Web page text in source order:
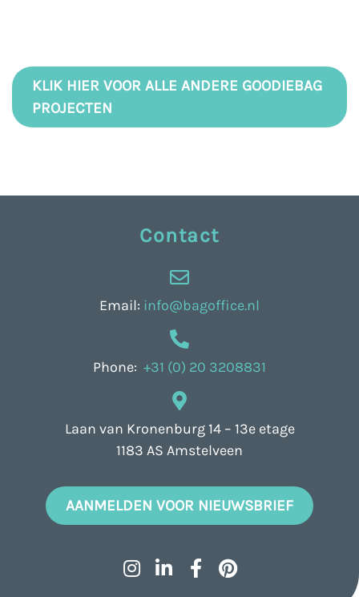
KLIK HIER VOOR ALLE ANDERE GOODIEBAG
PROJECTEN
Contact
Email: info@bagoffice.nl
Phone: +31 (0) 20 3208831
Laan van Kronenburg 14 – 13e etage
1183 AS Amstelveen
AANMELDEN VOOR NIEUWSBRIEF